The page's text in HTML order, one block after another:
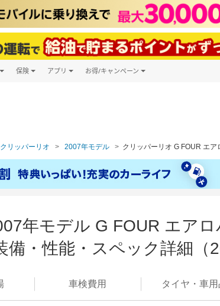
保険 アプリ お得/キャンペーン
クリッパーリオ 2007年モデル クリッパーリオ G FOUR エ
年モデル G FOUR エア
・性能・スペック詳細（
車検費用 タイヤ・ 車用